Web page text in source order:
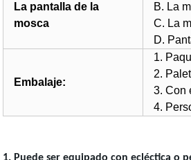
La pantalla de la
mosca
B. La
C. La
D.
Embalaje:
1.
2.
3. Con
4.